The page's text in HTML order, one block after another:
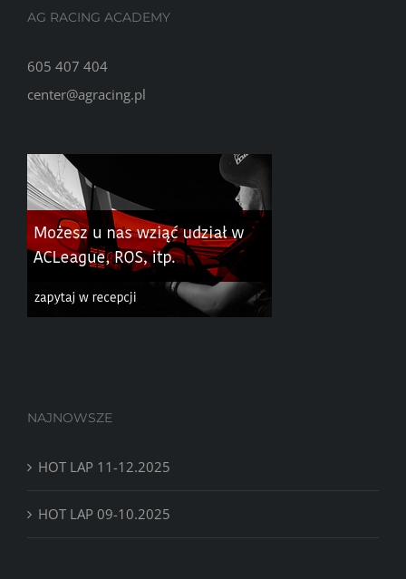
AG RACING ACADEMY
605 407 404
center@agracing.pl
NAJNOWSZE
HOT LAP 11-12.2025
HOT LAP 09-10.2025